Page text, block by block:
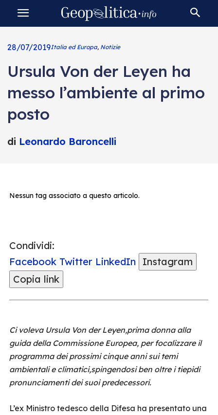
28/07/2019Italia ed Europa, Notizie
Ursula Von der Leyen ha
messo l’ambiente al primo
posto
di Leonardo Baroncelli
Nessun tag associato a questo articolo.
Condividi:
Facebook Twitter LinkedIn
Instagram
Copia link
Ci voleva Ursula Von der Leyen,prima donna alla
guida della Commissione Europea, per focalizzare il
programma dei prossimi cinque anni sui temi
ambientali e climatici,spingendosi ben oltre i tiepidi
pronunciamenti dei suoi predecessori.
L’ex Ministro tedesco della Difesa ha presentato una